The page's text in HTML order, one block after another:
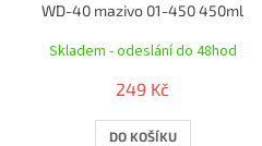
WD-40 mazivo 01-450 450ml
Skladem - odeslání do 48hod
249 Kč
DO KOŠÍKU